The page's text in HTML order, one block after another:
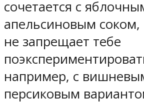
сочетается с
апельсиновым соком,
не запрещает тебе
например, с
персиковым